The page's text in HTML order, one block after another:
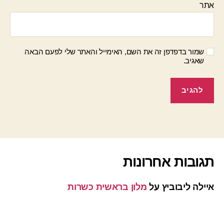
אתר
שמור בדפדפן זה את השם, האימייל והאתר שלי לפעם הבאה
שאגיב.
תגובות אחרונות
איילה ליבוביץ על מלון בראשית כשרות